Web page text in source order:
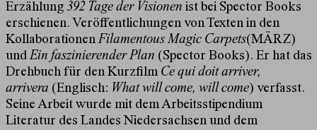
Erzählung 392 Tage der Visionen ist bei Spector Books
erschienen. Veröffentlichungen von Texten in den
KollaborationenFilamentous Magic Carpets(MÄRZ)
undEin faszinierender Plan (Spector Books). Er hat das
Drehbuch für den Kurzfilm Ce qui doit arriver,
arrivera (Englisch: What will come, will come) verfasst.
Seine Arbeit wurde mit dem Arbeitsstipendium
Literatur des Landes Niedersachsen und dem